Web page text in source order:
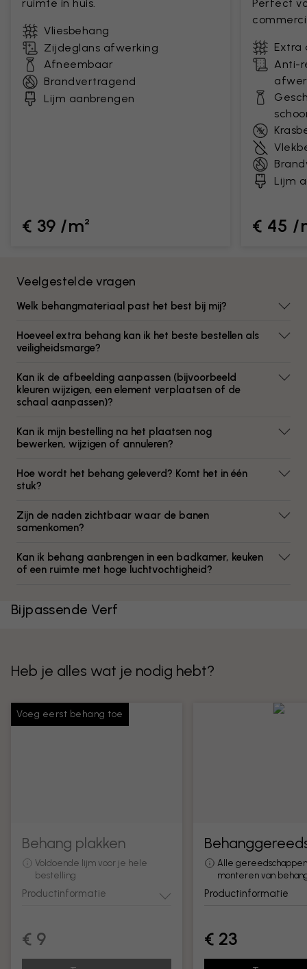
ruimte in huis.
Vliesbehang
Zijdeglans afwerking
Afneembaar
Brandvertragend
Lijm aanbrengen
€ 39 /m²
Perfect
Extra
Anti-
Lijm
€ 45 /
Veelgestelde vragen
Welk behangmateriaal past het best bij mij?
Hoeveel extra behang kan ik het beste bestellen als
veiligheidsmarge?
Kan ik de afbeelding aanpassen (bijvoorbeeld
kleuren wijzigen, een element verplaatsen of de
schaal aanpassen)?
Kan ik mijn bestelling na het plaatsen nog
bewerken, wijzigen of annuleren?
Hoe wordt het behang geleverd? Komt het in één
stuk?
Zijn de naden zichtbaar waar de banen
samenkomen?
Kan ik behang aanbrengen in een badkamer, keuken
of een ruimte met hoge luchtvochtigheid?
Bijpassende Verf
Heb je alles wat je nodig hebt?
Voeg eerst behang toe
Behang plakken
Voldoende lijm voor je hele
bestelling
Productinformatie
€ 9
Alle
monteren van
Productinformatie
€ 23